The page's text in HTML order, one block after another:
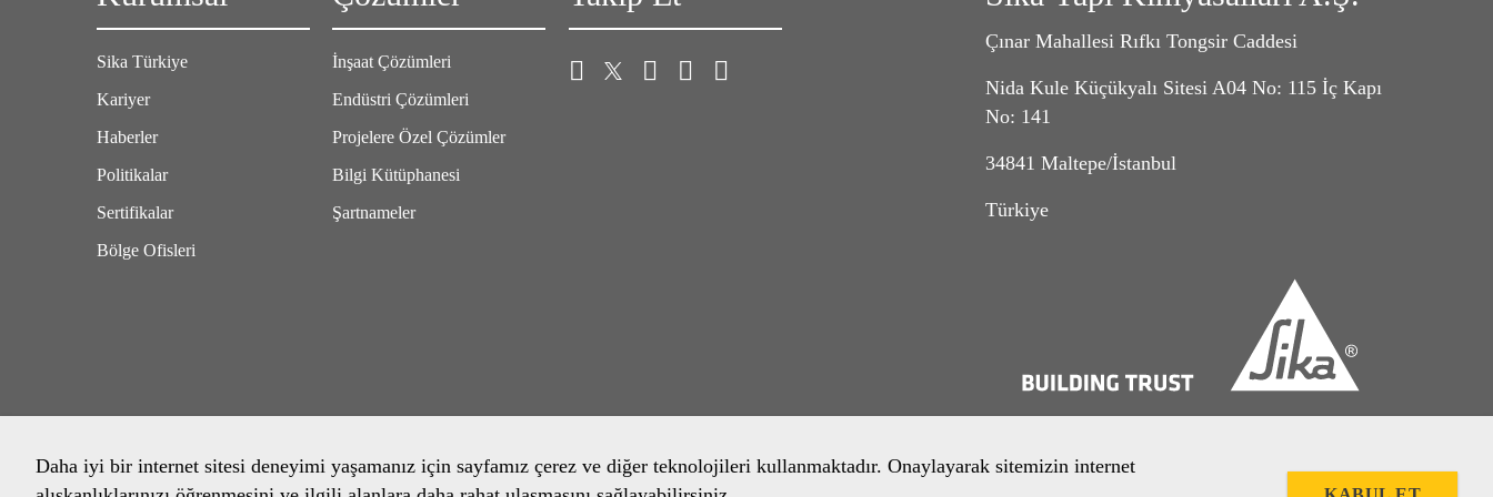
Sika Türkiye
Kariyer
Haberler
Politikalar
Sertifikalar
Bölge Ofisleri
İnşaat Çözümleri
Endüstri Çözümleri
Projelere Özel Çözümler
Bilgi Kütüphanesi
Şartnameler
Çınar Mahallesi Rıfkı Tongsir Caddesi
Nida Kule Küçükyalı Sitesi A04 No: 115 İç Kapı
No: 141
34841 Maltepe/İstanbul
Türkiye
Daha iyi bir internet sitesi deneyimi yaşamanız için sayfamız çerez ve diğer teknolojileri kullanmaktadır. Onaylayarak sitemizin internet